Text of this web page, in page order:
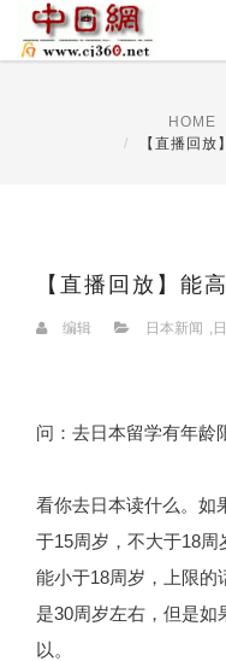
HOME
【直播回
【直播回放】能
编辑 日本新闻 ,
问：去日本留学有年龄
看你去日本读什么。如
于15周岁，不大于18
能小于18周岁，上限的
是30周岁左右，但是
以。